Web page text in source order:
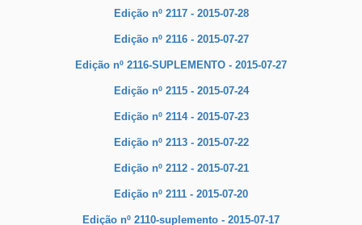
Edição nº 2117 - 2015-07-28
Edição nº 2116 - 2015-07-27
Edição nº 2116-SUPLEMENTO - 2015-07-27
Edição nº 2115 - 2015-07-24
Edição nº 2114 - 2015-07-23
Edição nº 2113 - 2015-07-22
Edição nº 2112 - 2015-07-21
Edição nº 2111 - 2015-07-20
Edição nº 2110-suplemento - 2015-07-17